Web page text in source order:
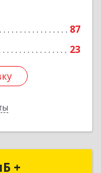
87
23
+
"АиБ +